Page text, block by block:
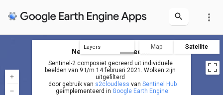
more_vert
Nederland in de sneeuw
Sentinel-2 composiet gecreerd uit individuele
beelden van 9 t/m 14 februari 2021. Wolken zijn
uitgefilterd
door gebruik van s2cloudless van Sentinel Hub
geimplementeerd in Google Earth Engine.
Layers
Nederland
Sentinel-2 Feb 14
Sentinel-2 Feb 12
Sentinel-2 Feb 11
Sentinel-2 Feb 9
Sentinel-2 mosaic
Map Satellite